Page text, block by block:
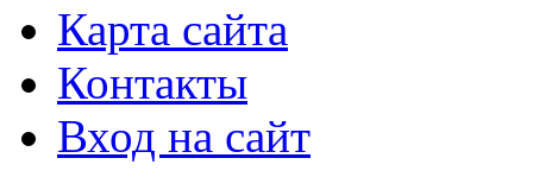
Карта сайта
Контакты
Вход на сайт